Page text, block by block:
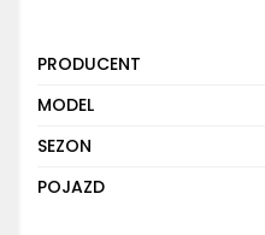
PRODUCENT
MODEL
SEZON
POJAZD